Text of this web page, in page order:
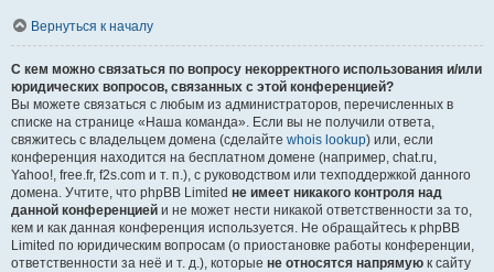
Вернуться к началу
С кем можно связаться по вопросу некорректного использования и/или
юридических вопросов, связанных с этой конференцией?
Вы можете связаться с любым из администраторов, перечисленных в
списке на странице «Наша команда». Если вы не получили ответа,
свяжитесь с владельцем домена (сделайте whois lookup) или, если
конференция находится на бесплатном домене (например, chat.ru,
Yahoo!, free.fr, f2s.com и т. п.), с руководством или техподдержкой данного
домена. Учтите, что phpBB Limited не имеет никакого контроля над
данной конференцией и не может нести никакой ответственности за то,
кем и как данная конференция используется. Не обращайтесь к phpBB
Limited по юридическим вопросам (о приостановке работы конференции,
ответственности за неё и т. д.), которые не относятся напрямую к сайту